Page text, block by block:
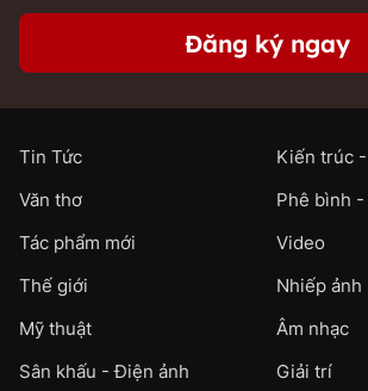
Đăng ký ngay
Tin Tức
Kiến trúc
Văn thơ
Phê bình -
Tác phẩm mới
Video
Thế giới
Nhiếp ảnh
Mỹ thuật
Âm nhạc
Sân khấu - Điện ảnh
Giải trí